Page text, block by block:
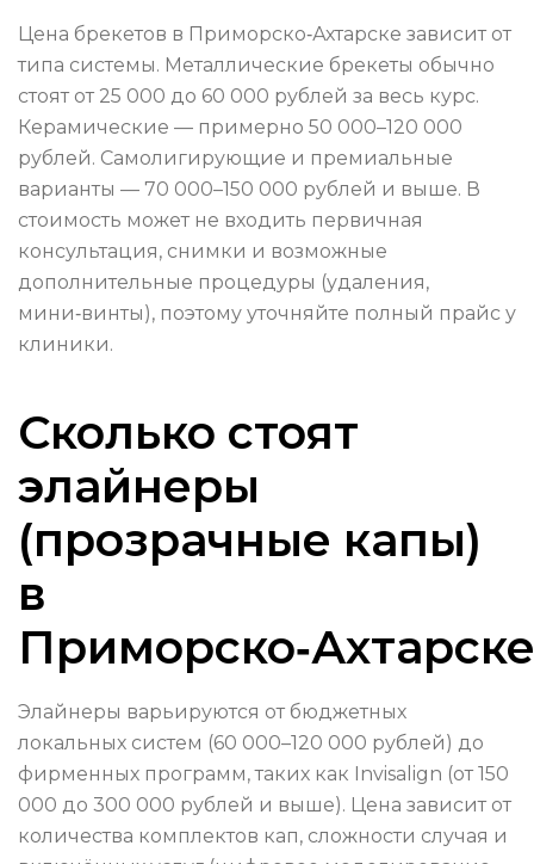
Цена брекетов в Приморско‑Ахтарске зависит от
типа системы. Металлические брекеты обычно
стоят от 25 000 до 60 000 рублей за весь курс.
Керамические — примерно 50 000–120 000
рублей. Самолигирующие и премиальные
варианты — 70 000–150 000 рублей и выше. В
стоимость может не входить первичная
консультация, снимки и возможные
дополнительные процедуры (удаления,
мини‑винты), поэтому уточняйте полный прайс у
клиники.
Сколько стоят
элайнеры
(прозрачные капы)
в
Элайнеры варьируются от бюджетных
локальных систем (60 000–120 000 рублей) до
фирменных программ, таких как Invisalign (от 150
000 до 300 000 рублей и выше). Цена зависит от
количества комплектов кап, сложности случая и